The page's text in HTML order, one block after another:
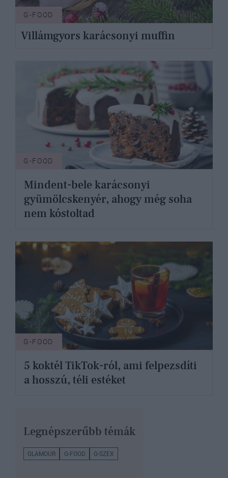
G-FOOD
Villámgyors karácsonyi muffin
G-FOOD
Mindent-bele karácsonyi
gyümölcskenyér, ahogy még soha
nem kóstoltad
G-FOOD
5 koktél TikTok-ról, ami felpezsdíti
a hosszú, téli estéket
Legnépszerűbb témák
GLAMOUR G-FOOD G-SZEX